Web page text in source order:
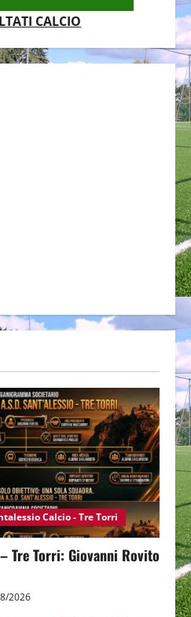
CALCIO
Calcio - Tre Torri
Tre Torri: Giovanni Rovito
2026